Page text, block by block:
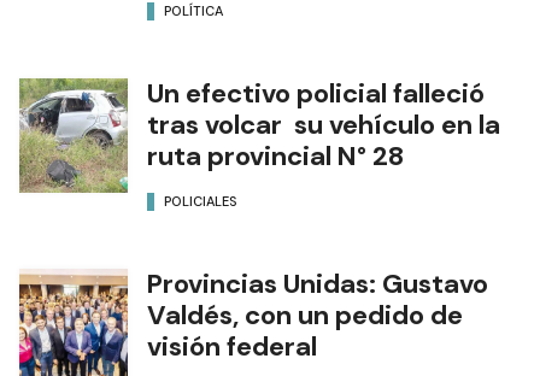
POLÍTICA
Un efectivo policial falleció
tras volcar su vehículo en la
ruta provincial N° 28
POLICIALES
Provincias Unidas: Gustavo
Valdés, con un pedido de
visión federal